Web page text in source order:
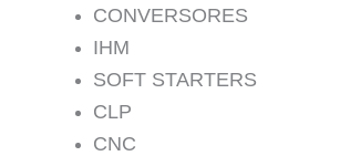
CONVERSORES
IHM
SOFT STARTERS
CLP
CNC